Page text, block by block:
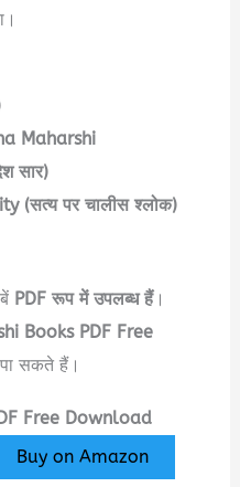
Maharshi
सार)
(सत्य पर चालीस श्लोक)
PDF रूप में उपलब्ध हैं।
Books PDF Free
सकते हैं।
Free Download
Buy on Amazon